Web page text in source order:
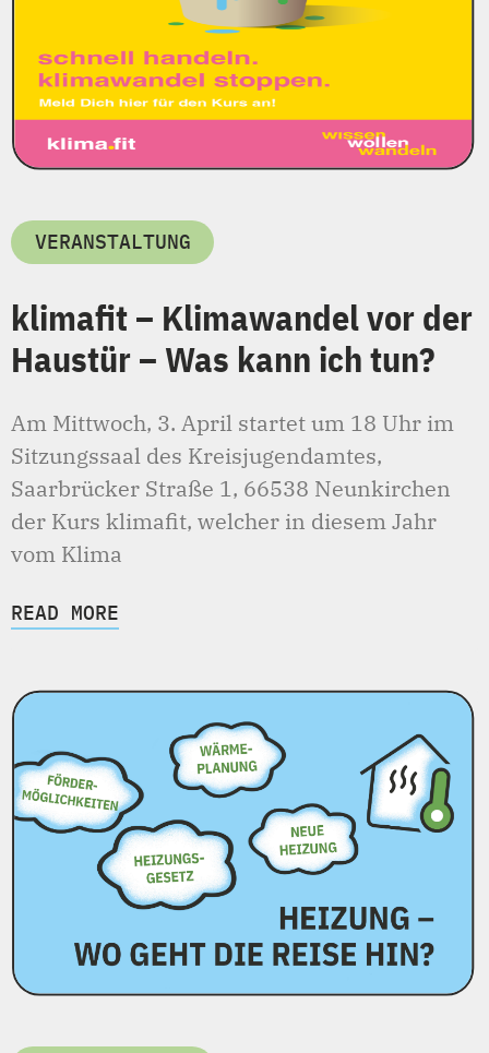
VERANSTALTUNG
klimafit – Klimawandel vor der
Haustür – Was kann ich tun?
Am Mittwoch, 3. April startet um 18 Uhr im
Sitzungssaal des Kreisjugendamtes,
Saarbrücker Straße 1, 66538 Neunkirchen
der Kurs klimafit, welcher in diesem Jahr
vom Klima
READ MORE